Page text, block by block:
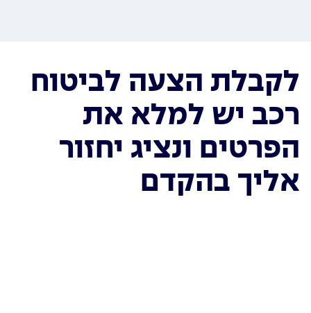
לקבלת הצעה לביטוח
רכב יש למלא את
הפרטים ונציג יחזור
אליך בהקדם